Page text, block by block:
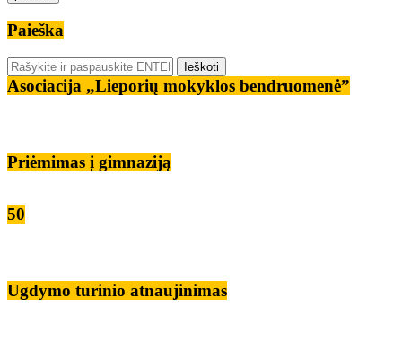
Paieška
Asociacija „Lieporių mokyklos bendruomenė”
Priėmimas į gimnaziją
50
Ugdymo turinio atnaujinimas